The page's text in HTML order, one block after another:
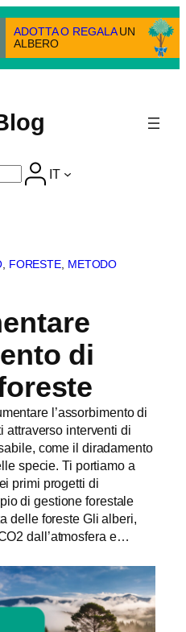
ADOTTA O REGALAUN
ALBERO
IT
, FORESTE METODO
di
l’assorbimento di
attraverso interventi di
come il diradamento
specie. Ti portiamo a
primi progetti di
di gestione forestale
delle foreste Gli alberi,
dall’atmosfera e…